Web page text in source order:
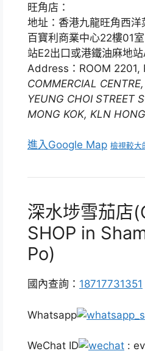
旺角店：
地址：香港九龍旺角西洋
百寶利商業中心22樓01
站E2出口或港鐵油麻地
Address：ROOM 2201,
COMMERCIAL
YEUNG CHOI STREET
MONG KOK, KLN
進入Google Map 檢視較大
深水埗雪茄店
SHOP in
Po)
國內查詢： 18717731351
Whatsapp
WeChat ID :